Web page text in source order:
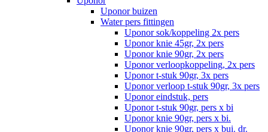
Uponor buizen
Water pers fittingen
Uponor sok/koppeling 2x pers
Uponor knie 45gr, 2x pers
Uponor knie 90gr, 2x pers
Uponor verloopkoppeling, 2x pers
Uponor t-stuk 90gr, 3x pers
Uponor verloop t-stuk 90gr, 3x pers
Uponor eindstuk, pers
Uponor t-stuk 90gr, pers x bi
Uponor knie 90gr, pers x bi.
Uponor knie 90gr, pers x bui. dr.